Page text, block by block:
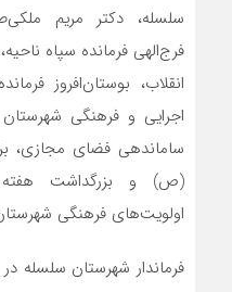
سلسله، دکتر مریم
فرج‌الهی فرمانده سپاه
انقلاب، بوستان‌افروز
اجرایی و فرهنگی
ساماندهی فضای مجازی،
(ص) و بزرگداشت
اولویت‌های فرهنگی
فرماندار شهرستان سلسله